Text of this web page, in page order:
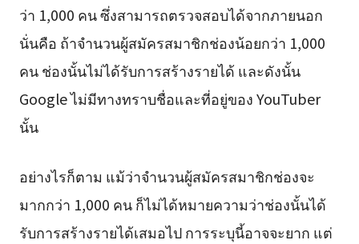
ว่า 1,000 คน ซึ่งสามารถตรวจสอบได้จากภายนอก
นั่นคือ ถ้าจำนวนผู้สมัครสมาชิกช่องน้อยกว่า 1,000
คน ช่องนั้นไม่ได้รับการสร้างรายได้ และดังนั้น
Google ไม่มีทางทราบชื่อและที่อยู่ของ YouTuber
นั้น
อย่างไรก็ตาม แม้ว่าจำนวนผู้สมัครสมาชิกช่องจะ
มากกว่า 1,000 คน ก็ไม่ได้หมายความว่าช่องนั้นได้
รับการสร้างรายได้เสมอไป การระบุนี้อาจจะยาก แต่